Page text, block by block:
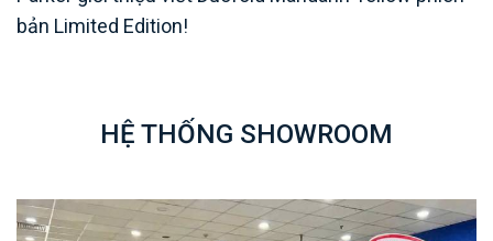
bản Limited Edition!
HỆ THỐNG SHOWROOM